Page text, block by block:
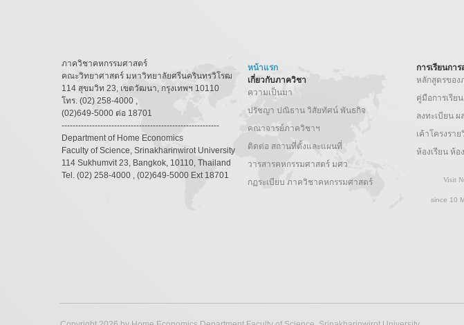
ภาควิชาคหกรรมศาสตร์
คณะวิทยาศาสตร์ มหาวิทยาลัยศรีนครินทรวิโรฒ
114 สุขมวิท 23, เขตวัฒนา, กรุงเทพฯ 10110
โทร. (02) 258-4000 ,
(02)649-5000 ต่อ 18701
---------------------------------------------------------
Department of Home Economics
Faculty of Science, Srinakharinwirot University
114 Sukhumvit 23, Bangkok, 10110, Thailand
Tel. (02) 258-4000 , (02)649-5000 Ext 18701
หน้าแรก
เกี่ยวกับภาควิชา
ความเป็นมา
ปรัชญา ปณิธาน วิสัยทัศน์ พันธกิจ
คณาจารย์ภาควิชาฯ
ติดต่อ สถานที่ตั้งและแผนที่
วารสารคหกรรมศาสตร์ มศว
กฏระเบียบ ภาควิชาคหกรรมศาสตร์
การเรียนกา
หลักสูตรของ
คู่มือการเรียน
ลงทะเบียน ผ
เค้าโครงราย
ห้องเรียน ห้อ
since 10